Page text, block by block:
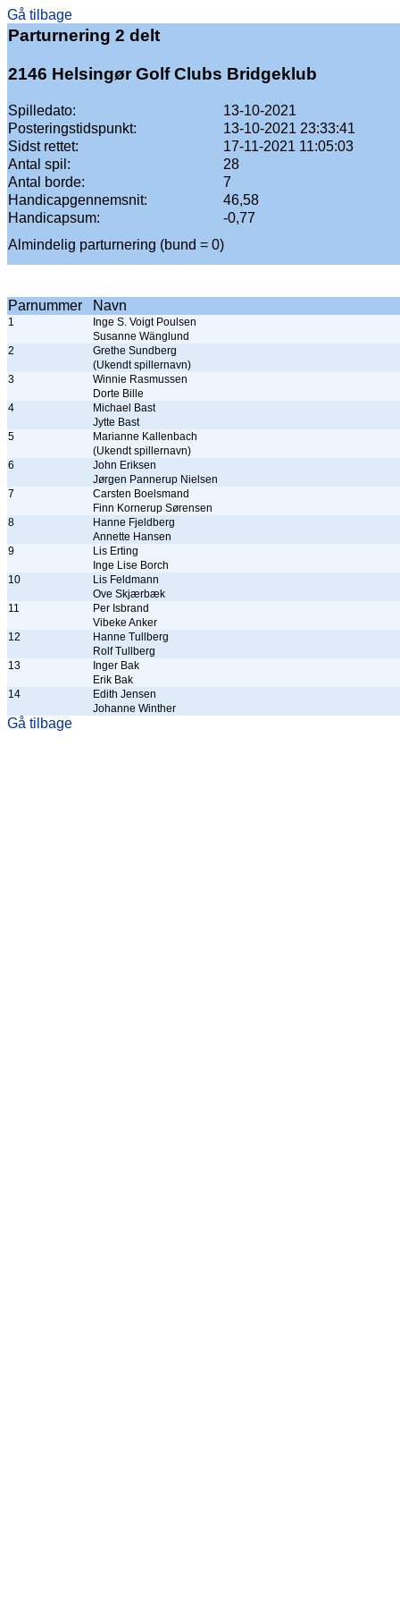
Gå tilbage
Parturnering 2 delt
2146 Helsingør Golf Clubs Bridgeklub
Spilledato:
13-10-2021
Posteringstidspunkt:
13-10-2021 23:33:41
Sidst rettet:
17-11-2021 11:05:03
Antal spil:
28
Antal borde:
7
Handicapgennemsnit:
46,58
Handicapsum:
-0,77
Almindelig parturnering (bund = 0)
Parnummer Navn
1
Inge S. Voigt Poulsen
Susanne Wänglund
2
Grethe Sundberg
(Ukendt spillernavn)
3
Winnie Rasmussen
Dorte Bille
4
Michael Bast
Jytte Bast
5
Marianne Kallenbach
(Ukendt spillernavn)
6
John Eriksen
Jørgen Pannerup Nielsen
7
Carsten Boelsmand
Finn Kornerup Sørensen
8
Hanne Fjeldberg
Annette Hansen
9
Lis Erting
Inge Lise Borch
10
Lis Feldmann
Ove Skjærbæk
11
Per Isbrand
Vibeke Anker
12
Hanne Tullberg
Rolf Tullberg
13
Inger Bak
Erik Bak
14
Edith Jensen
Johanne Winther
Gå tilbage